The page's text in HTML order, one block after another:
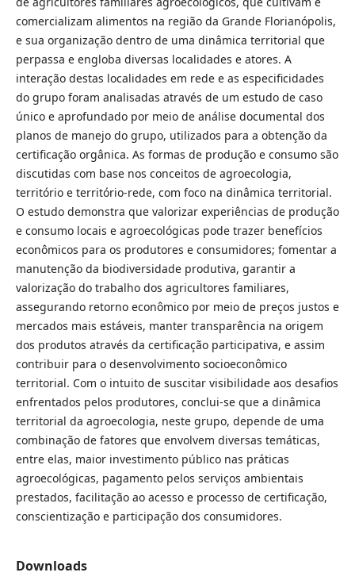
comercializam alimentos na região da Grande Florianópolis,
e sua organização dentro de uma dinâmica territorial que
perpassa e engloba diversas localidades e atores. A
interação destas localidades em rede e as especificidades
do grupo foram analisadas através de um estudo de caso
único e aprofundado por meio de análise documental dos
planos de manejo do grupo, utilizados para a obtenção da
certificação orgânica. As formas de produção e consumo são
discutidas com base nos conceitos de agroecologia,
território e território-rede, com foco na dinâmica territorial.
O estudo demonstra que valorizar experiências de produção
e consumo locais e agroecológicas pode trazer benefícios
econômicos para os produtores e consumidores; fomentar a
manutenção da biodiversidade produtiva, garantir a
valorização do trabalho dos agricultores familiares,
assegurando retorno econômico por meio de preços justos e
mercados mais estáveis, manter transparência na origem
dos produtos através da certificação participativa, e assim
contribuir para o desenvolvimento socioeconômico
territorial. Com o intuito de suscitar visibilidade aos desafios
enfrentados pelos produtores, conclui-se que a dinâmica
territorial da agroecologia, neste grupo, depende de uma
combinação de fatores que envolvem diversas temáticas,
entre elas, maior investimento público nas práticas
agroecológicas, pagamento pelos serviços ambientais
prestados, facilitação ao acesso e processo de certificação,
conscientização e participação dos consumidores.
Downloads